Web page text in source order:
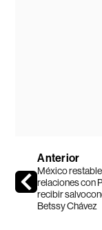
Anterior
México
relaciones con
recibir
Betssy Chávez